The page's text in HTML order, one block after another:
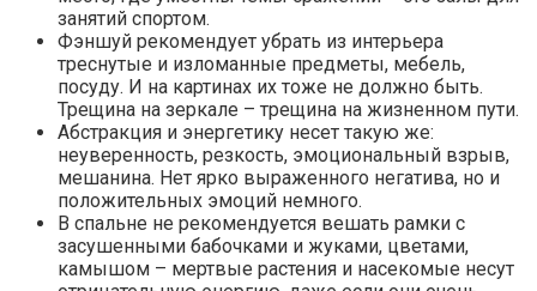
Гостиная
Главное место приема гостей может вместить в себя
большое полотно либо несколько маленьких картин.
Для лучшего выбора можно на предполагаемое место
картины приложить по очереди несколько кусков ткани
разного цвета.Сюжет может быть следующим: очаг
или камин, уютный домик с садовыми деревьями,
снежная горка с катающими детьми, ручей, река (но
не водопад).Духовно просвещенные люди могут
повесить сюжетные картины на религиозные темы.